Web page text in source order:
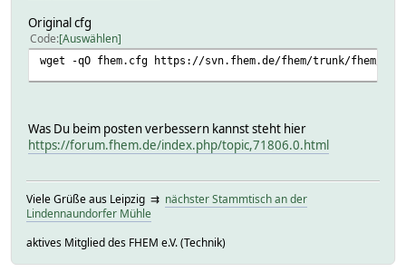
Original cfg
Code Auswählen
wget -qO fhem.cfg https://svn.fhem.de/fhem/trunk/fhem/
Was Du beim posten verbessern kannst steht hier
https://forum.fhem.de/index.php/topic,71806.0.html
Viele Grüße aus Leipzig ⇉ nächster Stammtisch an der
Lindennaundorfer Mühle
aktives Mitglied des FHEM e.V. (Technik)